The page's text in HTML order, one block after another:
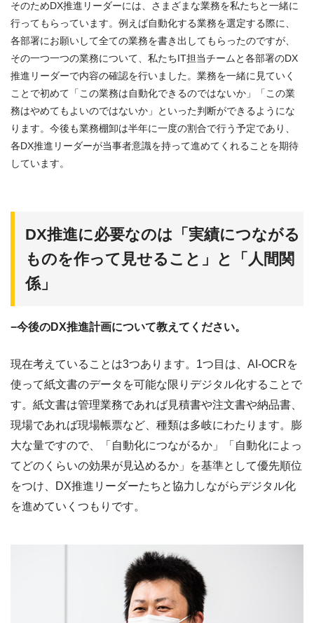
そのためDX推進リーダーには、さまざまな業務を私たちと一緒に
行ってもらっています。例えば自動化する業務を選定する際に、
各部署にお願いして全ての業務を書き出してもらったのですが、
その一つ一つの業務について、私たちIT担当チームと各部署のDX
推進リーダーで内容の確認を行いました。業務を一緒に見ていく
ことで初めて「この業務は自動化できるのではないか」「この業
務はやめてもよいのではないか」といった判断ができるようにな
ります。今後も業務棚卸は半年に一度の割合で行う予定であり、
各DX推進リーダーが当事者意識を持って進めてくれることを期待
しています。
DX推進に必要なのは「実績につながる
ものを作って見せること」と「人間関
係」
−今後のDX推進計画について教えてください。
現在考えていることは3つあります。1つ目は、AI-OCRを
使って紙文書のデータを可能な限りデジタル化することで
す。紙文書は管理業務であれば見積書や注文書や納品書、
現場であれば現場帳票など、種類は多岐にわたります。膨
大な量ですので、「自動化につながるか」「自動化によっ
てどのくらいの効果が見込めるか」を基準として優先順位
をつけ、DX推進リーダーたちと協力しながらデジタル化
を進めていくつもりです。